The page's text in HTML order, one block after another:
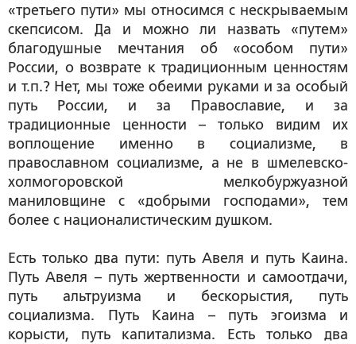
«третьего пути» мы относимся с нескрываемым
скепсисом. Да и можно ли назвать «путем»
благодушные мечтания об «особом пути»
России, о возврате к традиционным ценностям
и т.п.? Нет, мы тоже обеими руками и за особый
путь России, и за Православие, и за
традиционные ценности – только видим их
воплощение именно в социализме, в
православном социализме, а не в шмелевско-
холмогоровской мелкобуржуазной
маниловщине с «добрыми господами», тем
более с националистическим душком.
Есть только два пути: путь Авеля и путь Каина.
Путь Авеля – путь жертвенности и самоотдачи,
путь альтруизма и бескорыстия, путь
социализма. Путь Каина – путь эгоизма и
корысти, путь капитализма. Есть только два